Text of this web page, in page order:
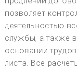
позволяет
деятельностью
службы, а также
основании
листа. Все